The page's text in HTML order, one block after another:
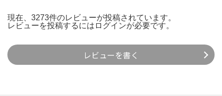
現在、3273件のレビューが投稿されています。
レビューを投稿するには ログインが必要です。
レビューを書く